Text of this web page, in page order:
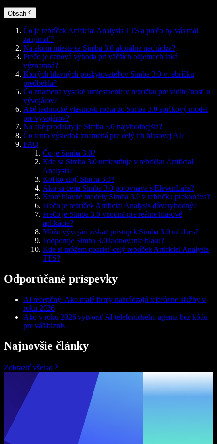
Obsah
Čo je rebríček Artificial Analysis TTS a prečo by vás mal
zaujímať?
Na akom mieste sa Simba 3.0 aktuálne nachádza?
Prečo je cenová výhoda pri väčších objemoch taká
významná?
Ktorých hlavných poskytovateľov Simba 3.0 v rebríčku
predbehla?
Čo znamená vysoké umiestnenie v rebríčku pre viditeľnosť u
vývojárov?
Aké technické vlastnosti robia zo Simba 3.0 špičkový model
pre vývojárov?
Na aké produkty je Simba 3.0 najvhodnejšia?
Čo tento výsledok znamená pre celý trh hlasovej AI?
FAQ
Čo je Simba 3.0?
Kde sa Simba 3.0 umiestňuje v rebríčku Artificial
Analysis?
Koľko stojí Simba 3.0?
Ako sa cena Simba 3.0 porovnáva s ElevenLabs?
Ktoré hlavné modely Simba 3.0 v rebríčku prekonáva?
Prečo je rebríček Artificial Analysis dôveryhodný?
Prečo je Simba 3.0 vhodná pre reálne hlasové
aplikácie?
Môžu vývojári získať prístup k Simba 3.0 už dnes?
Podporuje Simba 3.0 klonovanie hlasu?
Kde si môžem pozrieť celý rebríček Artificial Analysis
TTS?
Odporúčané príspevky
AI recepčný: Ako malé firmy nahrádzajú telefónne služby v
roku 2026
Ako v roku 2026 vytvoriť AI telefonického agenta bez kódu
pre váš biznis
Najnovšie články
Zobraziť všetko